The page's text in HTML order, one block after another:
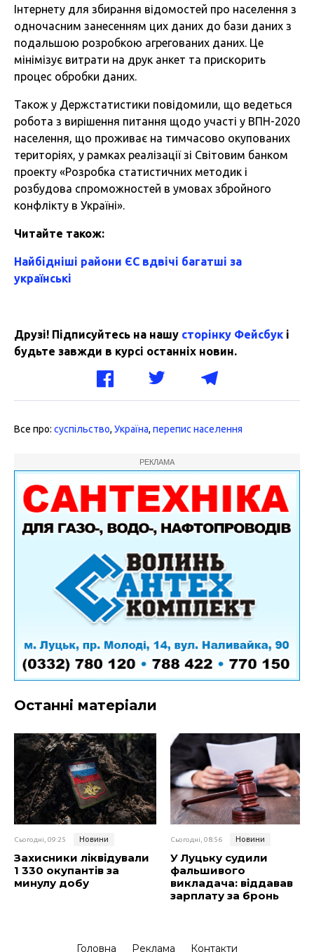
Інтернету для збирання відомостей про населення з
одночасним занесенням цих даних до бази даних з
подальшою розробкою агрегованих даних. Це
мінімізує витрати на друк анкет та прискорить
процес обробки даних.
Також у Держстатистики повідомили, що ведеться
робота з вирішення питання щодо участі у ВПН-2020
населення, що проживає на тимчасово окупованих
територіях, у рамках реалізації зі Світовим банком
проекту «Розробка статистичних методик і
розбудова спроможностей в умовах збройного
конфлікту в Україні».
Читайте також:
Найбідніші райони ЄС вдвічі багатші за
українські
Друзі! Підписуйтесь на нашу сторінку Фейсбук і
будьте завжди в курсі останніх новин.
Все про: суспільство, Україна, перепис населення
РЕКЛАМА
Останні матеріали
Сьогодні, 09:25 Новини
Захисники ліквідували
1 330 окупантів за
минулу добу
Сьогодні, 08:56 Новини
У Луцьку судили
фальшивого
викладача: віддавав
зарплату за бронь
Головна Реклама Контакти